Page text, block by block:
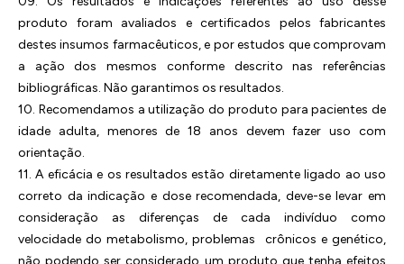
produto foram avaliados e certificados pelos fabricantes
destes insumos farmacêuticos, e por estudos que comprovam
a ação dos mesmos conforme descrito nas referências
bibliográficas. Não garantimos os resultados.
10. Recomendamos a utilização do produto para pacientes de
idade adulta, menores de 18 anos devem fazer uso com
orientação.
11. A eficácia e os resultados estão diretamente ligado ao uso
correto da indicação e dose recomendada, deve-se levar em
consideração as diferenças de cada indivíduo como
velocidade do metabolismo, problemas crônicos e genético,
não podendo ser considerado um produto que tenha efeitos